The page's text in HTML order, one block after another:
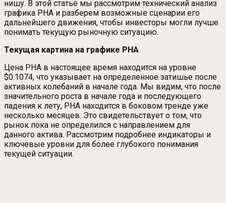
нишу. В этой статье мы рассмотрим технический анализ
графика PHA и разберем возможные сценарии его
дальнейшего движения, чтобы инвесторы могли лучше
понимать текущую рыночную ситуацию.
Текущая картина на графике PHA
Цена PHA в настоящее время находится на уровне
$0.1074, что указывает на определенное затишье после
активных колебаний в начале года. Мы видим, что после
значительного роста в начале года и последующего
падения к лету, PHA находится в боковом тренде уже
несколько месяцев. Это свидетельствует о том, что
рынок пока не определился с направлением для
данного актива. Рассмотрим подробнее индикаторы и
ключевые уровни для более глубокого понимания
текущей ситуации.